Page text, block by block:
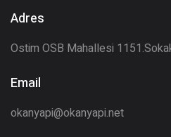
Adres
Ostim OSB Mahallesi
Email
okanyapi@okanyapi.net